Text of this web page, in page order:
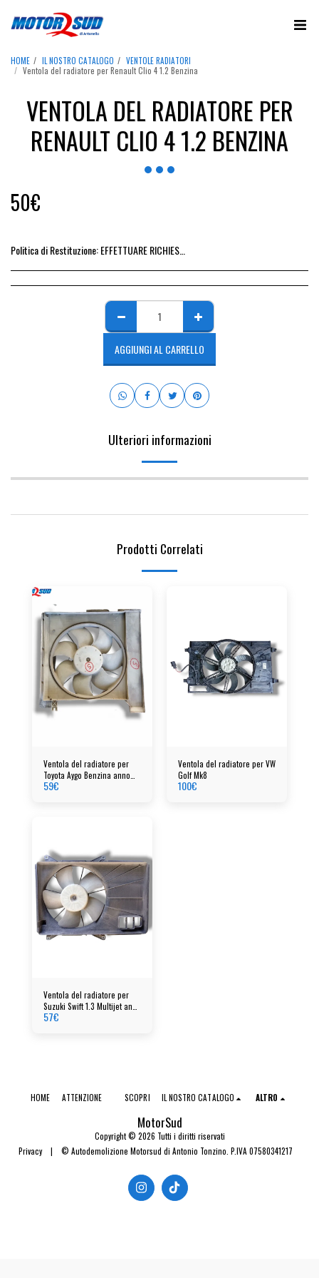
HOME IL NOSTRO CATALOGO
VENTOLE RADIATORI
Ventola del radiatore per Renault Clio 4 1.2 Benzina
VENTOLA DEL RADIATORE PER
RENAULT CLIO 4 1.2 BENZINA
50€
Politica di Restituzione:EFFETTUARE RICHIESTA DI RESO ENTRO 14 GIORNI DALL&#039;ACQUISTO DEL RICAMBIO, IL RIMBORSO VIENE EMESSO ALLA CONSEGNA DEL RICAMBIO IN SEDE.
AGGIUNGI AL CARRELLO
Ulteriori informazioni
Prodotti Correlati
Ventola del radiatore per
Toyota Aygo Benzina anno
2006
59€
Ventola del radiatore per VW
Golf Mk8
100€
Ventola del radiatore per
Suzuki Swift 1.3 Multijet anno
2006
57€
MotorSud
Copyright © 2026 Tutti i diritti riservati
Privacy| © Autodemolizione Motorsud di Antonio Tonzino. P.IVA 07580341217
HOME ATTENZIONE SCOPRI IL NOSTRO CATALOGO ALTRO